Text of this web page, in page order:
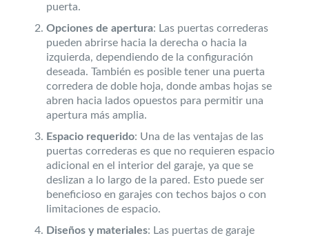
puerta.
Opciones de apertura: Las puertas correderas
pueden abrirse hacia la derecha o hacia la
izquierda, dependiendo de la configuración
deseada. También es posible tener una puerta
corredera de doble hoja, donde ambas hojas se
abren hacia lados opuestos para permitir una
apertura más amplia.
Espacio requerido: Una de las ventajas de las
puertas correderas es que no requieren espacio
adicional en el interior del garaje, ya que se
deslizan a lo largo de la pared. Esto puede ser
beneficioso en garajes con techos bajos o con
limitaciones de espacio.
Diseños y materiales: Las puertas de garaje